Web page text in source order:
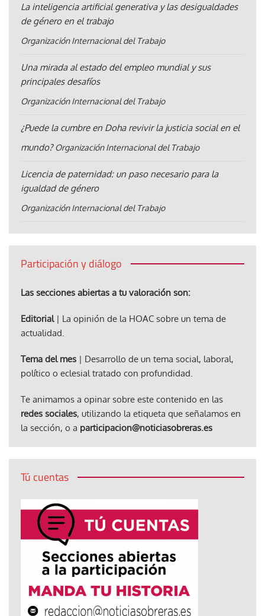
La inteligencia artificial generativa y las desigualdades
de género en el trabajo
Organización Internacional del Trabajo
Una mirada al estado del empleo mundial y sus
principales desafíos
Organización Internacional del Trabajo
¿Puede la cumbre en Doha revivir la justicia social en el
mundo? Organización Internacional del Trabajo
Licencia de paternidad: un paso necesario para la
igualdad de género
Organización Internacional del Trabajo
Participación y diálogo
Las secciones abiertas a tu valoración son:
Editorial| La opinión de la HOAC sobre un tema de
actualidad.
Tema del mes | Desarrollo de un tema social, laboral,
político o eclesial tratado con profundidad.
Te animamos a opinar sobre este contenido en las
redes sociales, utilizando la etiqueta que señalamos en
la sección, o a participacion@noticiasobreras.es
Tú cuentas